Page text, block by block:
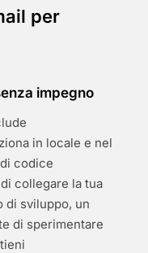
per
impegno
in locale e nel
codice
collegare la tua
di sviluppo, un
di sperimentare